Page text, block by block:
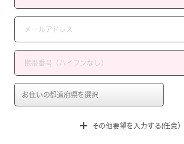
その他要望を入力する(任意）